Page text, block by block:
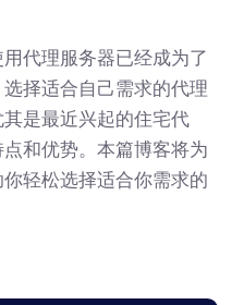
代理服务器已经成为了
择适合自己需求的代理
是最近兴起的住宅代
和优势。本篇博客将为
轻松选择适合你需求的